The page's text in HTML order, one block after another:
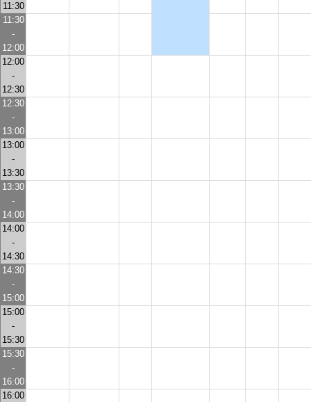
11:30
11:30
-
12:00
12:00
-
12:30
12:30
-
13:00
13:00
-
13:30
13:30
-
14:00
14:00
-
14:30
14:30
-
15:00
15:00
-
15:30
15:30
-
16:00
16:00